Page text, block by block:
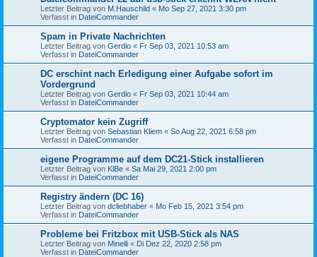
Letzter Beitrag von M.Hauschild « Mo Sep 27, 2021 3:30 pm
Verfasst in DateiCommander
Spam in Private Nachrichten
Letzter Beitrag von Gerdio « Fr Sep 03, 2021 10:53 am
Verfasst in DateiCommander
DC erschint nach Erledigung einer Aufgabe sofort im
Vordergrund
Letzter Beitrag von Gerdio « Fr Sep 03, 2021 10:44 am
Verfasst in DateiCommander
Cryptomator kein Zugriff
Letzter Beitrag von Sebastian Kliem « So Aug 22, 2021 6:58 pm
Verfasst in DateiCommander
eigene Programme auf dem DC21-Stick installieren
Letzter Beitrag von KlBe « Sa Mai 29, 2021 2:00 pm
Verfasst in DateiCommander
Registry ändern (DC 16)
Letzter Beitrag von dcliebhaber « Mo Feb 15, 2021 3:54 pm
Verfasst in DateiCommander
Probleme bei Fritzbox mit USB-Stick als NAS
Letzter Beitrag von Minelli « Di Dez 22, 2020 2:58 pm
Verfasst in DateiCommander